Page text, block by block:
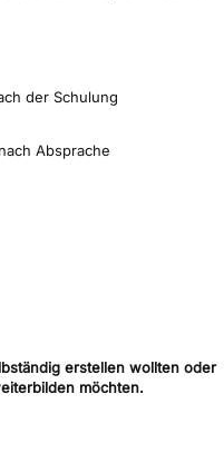
der Schulung
Absprache
erstellen wollten oder
möchten.